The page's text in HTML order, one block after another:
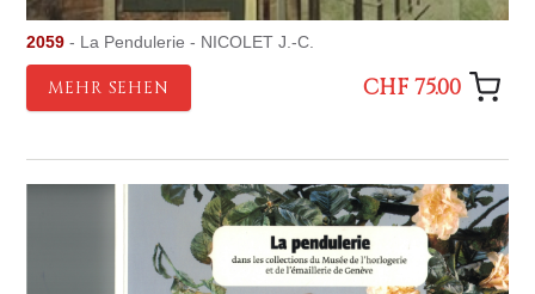
2059 - La Pendulerie - NICOLET J.-C.
MEHR SEHEN CHF 75.00